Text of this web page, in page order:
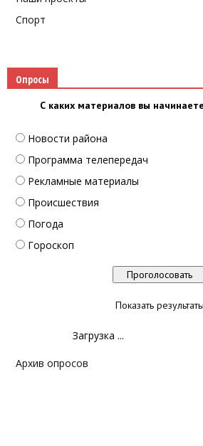
Спорт
Опросы
С каких материалов вы
Новости района
Программа телепередач
Рекламные материалы
Происшествия
Погода
Гороскоп
Показать результаты
Загрузка ...
Архив опросов